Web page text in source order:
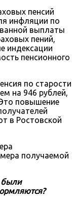
пенсий
инфляции по
выплаты
пений,
индексации
пенсионного
по старости
на 946 рублей,
повышение
в Ростовской
получаемой
были